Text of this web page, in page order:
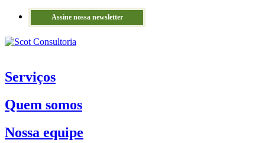
Assine nossa newsletter
Serviços
Quem somos
Nossa equipe